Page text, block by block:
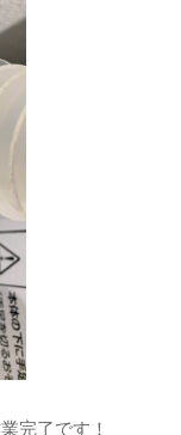
完了です！